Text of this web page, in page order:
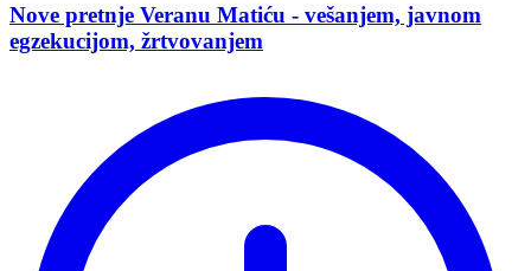
Nove pretnje Veranu Matiću - vešanjem, javnom
egzekucijom, žrtvovanjem